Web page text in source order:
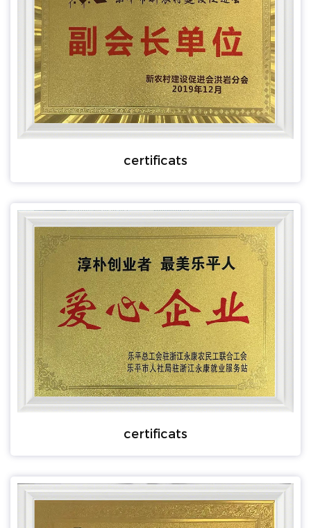
certificats
certificats